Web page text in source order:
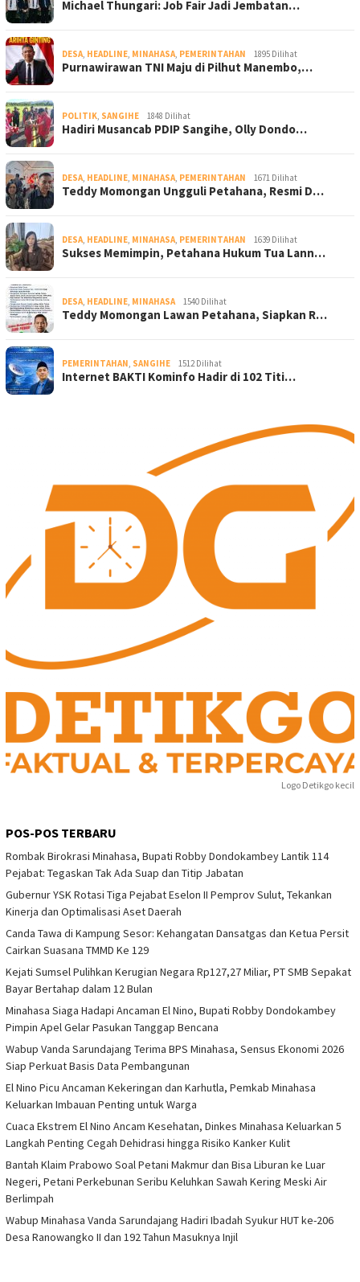
Michael Thungari: Job Fair Jadi Jembatan…
DESA, HEADLINE, MINAHASA, PEMERINTAHAN 1895 Dilihat
Purnawirawan TNI Maju di Pilhut Manembo,…
POLITIK, SANGIHE 1848 Dilihat
Hadiri Musancab PDIP Sangihe, Olly Dondo…
DESA, HEADLINE, MINAHASA, PEMERINTAHAN 1671 Dilihat
Teddy Momongan Ungguli Petahana, Resmi D…
DESA, HEADLINE, MINAHASA, PEMERINTAHAN 1639 Dilihat
Sukses Memimpin, Petahana Hukum Tua Lann…
DESA, HEADLINE, MINAHASA 1540 Dilihat
Teddy Momongan Lawan Petahana, Siapkan R…
PEMERINTAHAN, SANGIHE 1512 Dilihat
Internet BAKTI Kominfo Hadir di 102 Titi…
Logo Detikgo kecil
POS-POS TERBARU
Rombak Birokrasi Minahasa, Bupati Robby Dondokambey Lantik 114
Pejabat: Tegaskan Tak Ada Suap dan Titip Jabatan
Gubernur YSK Rotasi Tiga Pejabat Eselon II Pemprov Sulut, Tekankan
Kinerja dan Optimalisasi Aset Daerah
Canda Tawa di Kampung Sesor: Kehangatan Dansatgas dan Ketua Persit
Cairkan Suasana TMMD Ke 129
Kejati Sumsel Pulihkan Kerugian Negara Rp127,27 Miliar, PT SMB Sepakat
Bayar Bertahap dalam 12 Bulan
Minahasa Siaga Hadapi Ancaman El Nino, Bupati Robby Dondokambey
Pimpin Apel Gelar Pasukan Tanggap Bencana
Wabup Vanda Sarundajang Terima BPS Minahasa, Sensus Ekonomi 2026
Siap Perkuat Basis Data Pembangunan
El Nino Picu Ancaman Kekeringan dan Karhutla, Pemkab Minahasa
Keluarkan Imbauan Penting untuk Warga
Cuaca Ekstrem El Nino Ancam Kesehatan, Dinkes Minahasa Keluarkan 5
Langkah Penting Cegah Dehidrasi hingga Risiko Kanker Kulit
Bantah Klaim Prabowo Soal Petani Makmur dan Bisa Liburan ke Luar
Negeri, Petani Perkebunan Seribu Keluhkan Sawah Kering Meski Air
Berlimpah
Wabup Minahasa Vanda Sarundajang Hadiri Ibadah Syukur HUT ke-206
Desa Ranowangko II dan 192 Tahun Masuknya Injil